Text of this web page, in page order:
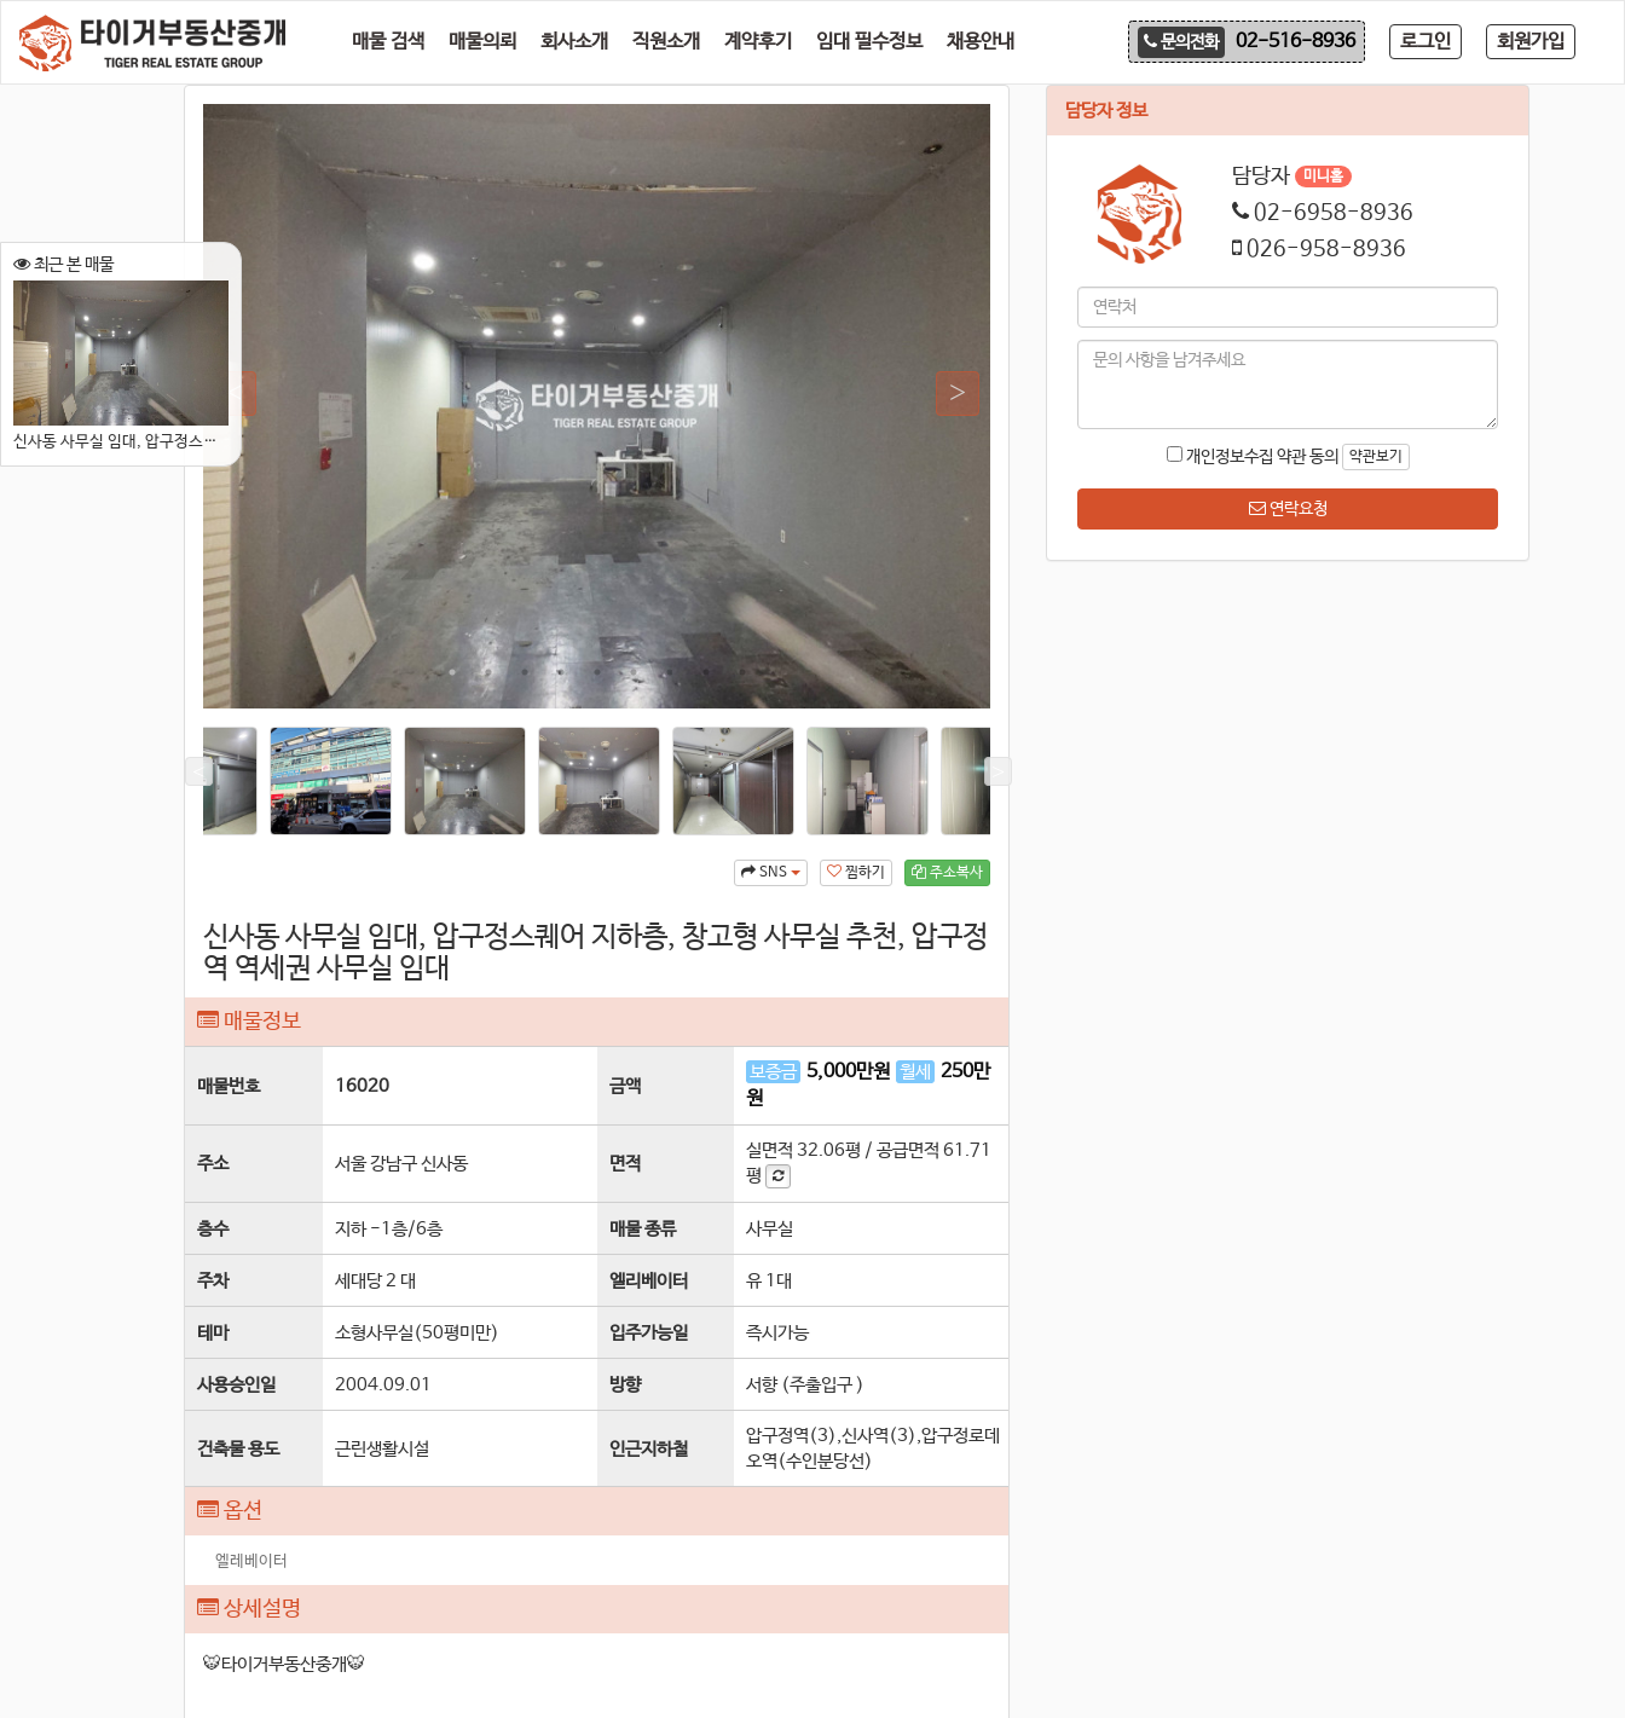
로그인 회원가입
문의전화 02-516-8936
매물 검색 매물의뢰 회사소개 직원소개 계약후기 임대 필수정보 채용안내
주소복사
찜하기
SNS
신사동 사무실 임대, 압구정스퀘어 지하층, 창고형 사무실 추천, 압구정
역 역세권 사무실 임대
매물정보
매물번호 16020 금액
보증금 5,000만원 월세 250만
원
주소 서울 강남구 신사동 면적
실면적 32.06평 /공급면적61.71
평
층수 지하 -1층/6층 매물 종류 사무실
주차 세대당 2 대 엘리베이터 유 1 대
테마 소형사무실(50평미만) 입주가능일 즉시가능
사용승인일 2004.09.01 방향 서향 (주출입구 )
건축물 용도 근린생활시설 인근지하철
압구정역(3),신사역(3),압구정로데
오역(수인분당선)
옵션
엘레베이터
상세설명
🐯타이거부동산중개🐯
담당자 정보
담당자 미니홈
02-6958-8936
026-958-8936
개인정보수집 약관 동의 약관보기
연락요청
최근 본 매물
신사동 사무실 임대, 압구정스퀘어 지하층, 창고형 사무실 추천, 압구정역 역세권 사무실 임대